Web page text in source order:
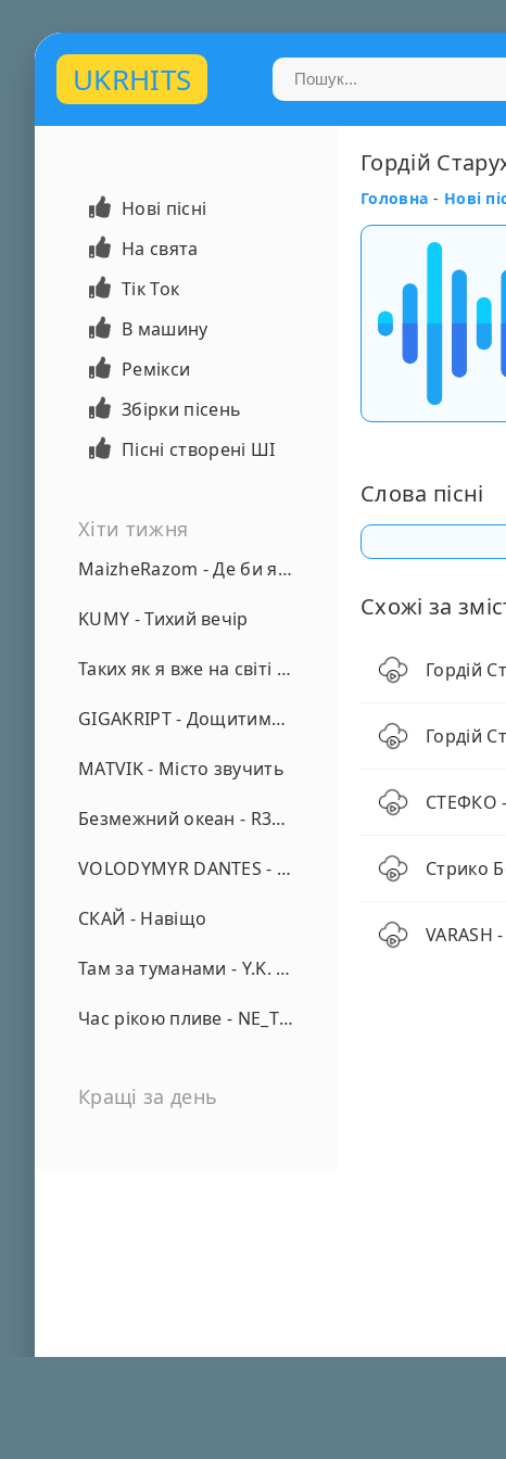
UKRHITS
Нові пісні
На свята
Тік Ток
В машину
Ремікси
Збірки пісень
Пісні створені ШІ
Хіти тижня
MaizheRazom - Де би я не був
KUMY - Тихий вечір
Таких як я вже на світі нема - А. Малярник
GIGAKRIPT - Дощитиме зима
MATVIK - Місто звучить
Безмежний океан - R3phase
VOLODYMYR DANTES - Просто кохаю (REMIX)
СКАЙ - Навіщо
Там за туманами - Y.K. Music
Час рікою пливе - NE_TVOYA_MRIYA
Кращі за день
Гордій
Головна - Нові
Слова пісні
Схожі за
Гордій
Гордій
СТЕФКО -
Стрико
VARASH